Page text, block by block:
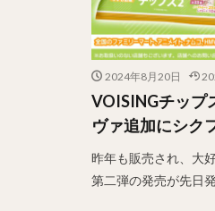
2024年8月20日
VOISINGチップ
ヴァ追加にシク
昨年も販売され、大
第二弾の発売が先日